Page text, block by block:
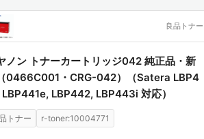
良品トナー
ノン トナーカートリッジ042 純正品・新
0466C001・CRG-042）（Satera LBP4
LBP441e, LBP442, LBP443i 対応）
トナー r-toner:10004771